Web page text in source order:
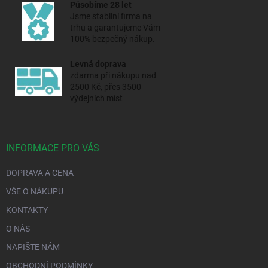
Působíme 28 let
Jsme stabilní firma na
trhu a garantujeme Vám
100% bezpečný nákup.
Levná doprava
zdarma při nákupu nad
2500 Kč, přes 3500
výdejních míst
INFORMACE PRO VÁS
DOPRAVA A CENA
VŠE O NÁKUPU
KONTAKTY
O NÁS
NAPIŠTE NÁM
OBCHODNÍ PODMÍNKY